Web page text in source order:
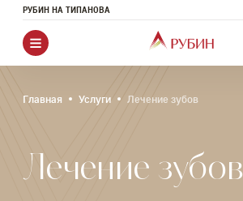
РУБИН НА ТИПАНОВА
Главная Услуги Лечение зубов
Лечение зубов